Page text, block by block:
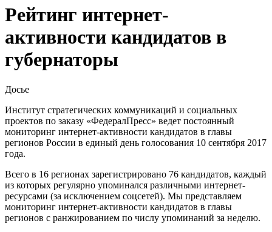
Рейтинг интернет-
активности кандидатов в
губернаторы
Досье
Институт стратегических коммуникаций и социальных
проектов по заказу «ФедералПресс» ведет постоянный
мониторинг интернет-активности кандидатов в главы
регионов России в единый день голосования 10 сентября 2017
года.
Всего в 16 регионах зарегистрировано 76 кандидатов, каждый
из которых регулярно упоминался различными интернет-
ресурсами (за исключением соцсетей). Мы представляем
мониторинг интернет-активности кандидатов в главы
регионов с ранжированием по числу упоминаний за неделю.